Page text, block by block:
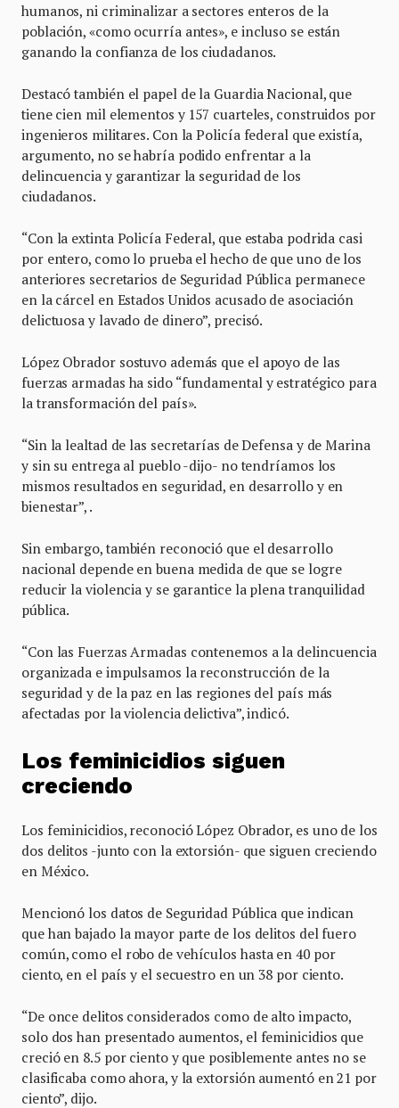
humanos, ni criminalizar a sectores enteros de la
población, «como ocurría antes», e incluso se están
ganando la confianza de los ciudadanos.
Destacó también el papel de la Guardia Nacional, que
tiene cien mil elementos y 157 cuarteles, construidos por
ingenieros militares. Con la Policía federal que existía,
argumento, no se habría podido enfrentar a la
delincuencia y garantizar la seguridad de los
ciudadanos.
“Con la extinta Policía Federal, que estaba podrida casi
por entero, como lo prueba el hecho de que uno de los
anteriores secretarios de Seguridad Pública permanece
en la cárcel en Estados Unidos acusado de asociación
delictuosa y lavado de dinero”, precisó.
López Obrador sostuvo además que el apoyo de las
fuerzas armadas ha sido “fundamental y estratégico para
la transformación del país».
“Sin la lealtad de las secretarías de Defensa y de Marina
y sin su entrega al pueblo -dijo- no tendríamos los
mismos resultados en seguridad, en desarrollo y en
bienestar”, .
Sin embargo, también reconoció que el desarrollo
nacional depende en buena medida de que se logre
reducir la violencia y se garantice la plena tranquilidad
pública.
“Con las Fuerzas Armadas contenemos a la delincuencia
organizada e impulsamos la reconstrucción de la
seguridad y de la paz en las regiones del país más
afectadas por la violencia delictiva”, indicó.
Los feminicidios siguen
creciendo
Los feminicidios, reconoció López Obrador, es uno de los
dos delitos -junto con la extorsión- que siguen creciendo
en México.
Mencionó los datos de Seguridad Pública que indican
que han bajado la mayor parte de los delitos del fuero
común, como el robo de vehículos hasta en 40 por
ciento, en el país y el secuestro en un 38 por ciento.
“De once delitos considerados como de alto impacto,
solo dos han presentado aumentos, el feminicidios que
creció en 8.5 por ciento y que posiblemente antes no se
clasificaba como ahora, y la extorsión aumentó en 21 por
ciento”, dijo.